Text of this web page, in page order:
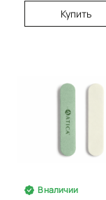
Купить
В наличии